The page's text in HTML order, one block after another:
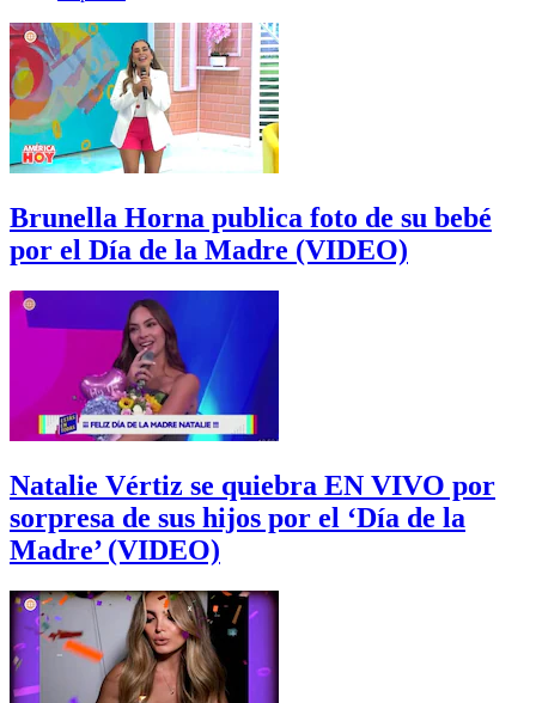
Brunella Horna publica foto de su bebé
por el Día de la Madre (VIDEO)
Natalie Vértiz se quiebra EN VIVO por
sorpresa de sus hijos por el ‘Día de la
Madre’ (VIDEO)